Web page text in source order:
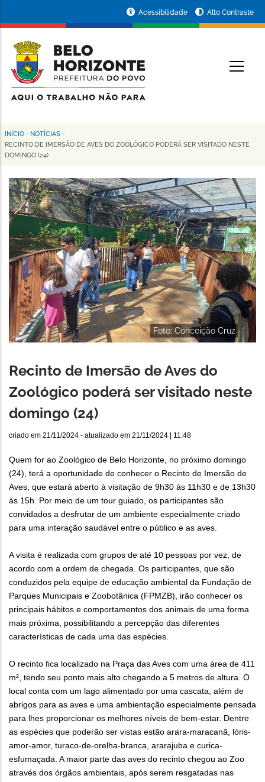
conteúdo
principal
da
Prefeitura
de
Horizonte
Acessibilidade Alto Contraste
Trilha
de
navegação
INÍCIO - NOTÍCIAS -
RECINTO DE IMERSÃO DE AVES DO ZOOLÓGICO PODERÁ SER VISITADO NESTE
DOMINGO (24)
Foto: Conceição Cruz
Recinto de Imersão de Aves do
Zoológico poderá ser visitado neste
domingo (24)
criado em 21/11/2024 - atualizado em 21/11/2024 | 11:48
Quem for ao Zoológico de Belo Horizonte, no próximo domingo
(24), terá a oportunidade de conhecer o Recinto de Imersão de
Aves, que estará aberto à visitação de 9h30 às 11h30 e de 13h30
às 15h. Por meio de um tour guiado, os participantes são
convidados a desfrutar de um ambiente especialmente criado
para uma interação saudável entre o público e as aves.
A visita é realizada com grupos de até 10 pessoas por vez, de
acordo com a ordem de chegada. Os participantes, que são
conduzidos pela equipe de educação ambiental da Fundação de
Parques Municipais e Zoobotânica (FPMZB), irão conhecer os
principais hábitos e comportamentos dos animais de uma forma
mais próxima, possibilitando a percepção das diferentes
características de cada uma das espécies.
O recinto fica localizado na Praça das Aves com uma área de 411
m², tendo seu ponto mais alto chegando a 5 metros de altura. O
local conta com um lago alimentado por uma cascata, além de
abrigos para as aves e uma ambientação especialmente pensada
para lhes proporcionar os melhores níveis de bem-estar. Dentre
as espécies que poderão ser vistas estão arara-maracanã, lóris-
amor-amor, turaco-de-orelha-branca, ararajuba e curica-
esfumaçada. A maior parte das aves do recinto chegou ao Zoo
através dos órgãos ambientais, após serem resgatadas nas